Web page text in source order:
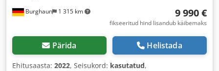
Burghaun 1 315 km 9 990 €
fikseeritud hind lisandub käibemaks
Pärida Helistada
Ehitusaasta: 2022, Seisukord: kasutatud,